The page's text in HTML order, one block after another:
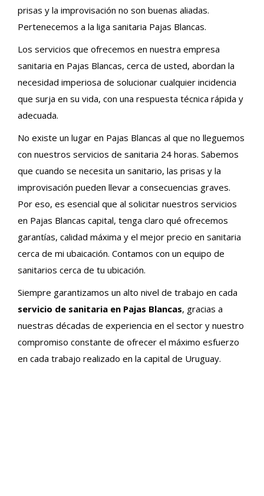
prisas y la improvisación no son buenas aliadas.
Pertenecemos a la liga sanitaria Pajas Blancas.
Los servicios que ofrecemos en nuestra empresa
sanitaria en Pajas Blancas, cerca de usted, abordan la
necesidad imperiosa de solucionar cualquier incidencia
que surja en su vida, con una respuesta técnica rápida y
adecuada.
No existe un lugar en Pajas Blancas al que no lleguemos
con nuestros servicios de sanitaria 24 horas. Sabemos
que cuando se necesita un sanitario, las prisas y la
improvisación pueden llevar a consecuencias graves.
Por eso, es esencial que al solicitar nuestros servicios
en Pajas Blancas capital, tenga claro qué ofrecemos
garantías, calidad máxima y el mejor precio en sanitaria
cerca de mi ubaicación. Contamos con un equipo de
sanitarios cerca de tu ubicación.
Siempre garantizamos un alto nivel de trabajo en cada
servicio de sanitaria en Pajas Blancas, gracias a
nuestras décadas de experiencia en el sector y nuestro
compromiso constante de ofrecer el máximo esfuerzo
en cada trabajo realizado en la capital de Uruguay.